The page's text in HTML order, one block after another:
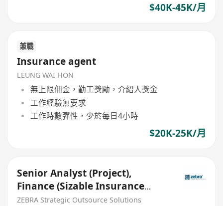
$40K-45K/月
兼職
Insurance agent
LEUNG WAI HON
無上限佣金，勤工獎勵，介紹人獎金
工作經驗無要求
工作時數彈性，少於每日4小時
$20K-25K/月
Senior Analyst (Project),
Finance (Sizable Insurance
Company, Contract role)
ZEBRA Strategic Outsource Solutions